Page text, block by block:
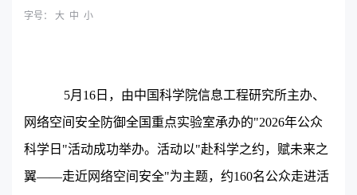
字号：
大 中 小
5月 16日，由中国科学院信息工程研究所主办、
网络空间安全防御全国重点实验室承办的"2026年公众
科学日 "活动成功举办。活动以"赴科学之约，赋未来之
翼——走近网络空间安全"为主题，约160名公众走进活